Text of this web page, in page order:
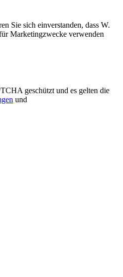
Sie sich einverstanden, dass W.
Marketingzwecke verwenden
geschützt und es gelten die
und